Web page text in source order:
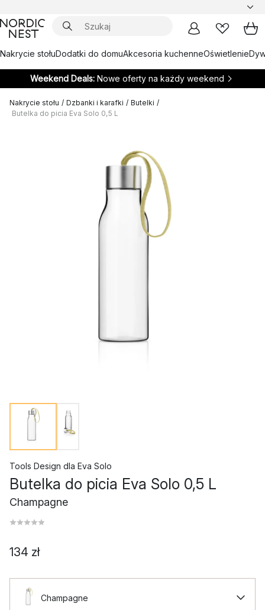
Nakrycie stołuDodatki do domuAkcesoria kuchenneOświetlenie
Weekend Deals: Nowe oferty na każdy weekend
Nakrycie stołu / Dzbanki i karafki / Butelki /
Butelka do picia Eva Solo 0,5 L
Tools Design dla Eva Solo
Butelka do picia Eva Solo 0,5 L
Champagne
134 zł
Champagne